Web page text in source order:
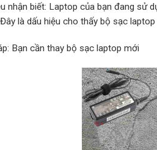
nhận biết: Laptop của bạn đang sử
là dấu hiệu cho thấy bộ sạc
Bạn cần thay bộ sạc laptop mới